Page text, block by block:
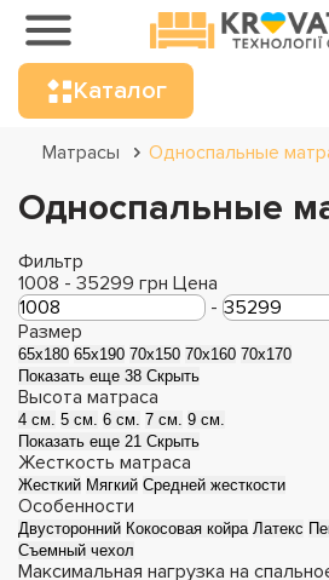
Каталог
Матрасы Односпальные
Односпальные
Фильтр
1008 - 35299 грн Цена
-
Размер
65х180 65х190 70х150 70х160 70х170
Показать еще 38 Скрыть
Высота матраса
4 см. 5 см. 6 см. 7 см. 9 см.
Показать еще 21 Скрыть
Жесткость матраса
Жесткий Мягкий Средней жесткости
Особенности
Двусторонний Кокосовая койра Латекс
Съемный чехол
Максимальная нагрузка на